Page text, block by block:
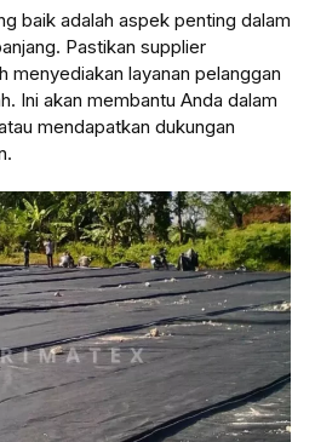
baik adalah aspek penting dalam
Pastikan supplier
menyediakan layanan pelanggan
Ini akan membantu Anda dalam
mendapatkan dukungan